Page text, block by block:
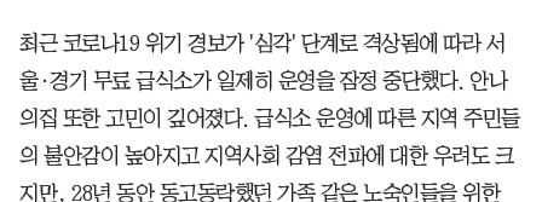
최근 코로나19 위기 경보가 '심각' 단계로 격상됨에 따라 서
울·경기 무료 급식소가 일제히 운영을 잠정 중단했다. 안나
의집 또한 고민이 깊어졌다. 급식소 운영에 따른 지역 주민들
의 불안감이 높아지고 지역사회 감염 전파에 대한 우려도 크
지만, 28년 동안 동고동락했던 가족 같은 노숙인들을 위한